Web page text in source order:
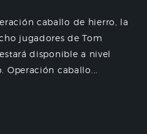
caballo de hierro, la
jugadores de Tom
disponible a nivel
caballo...